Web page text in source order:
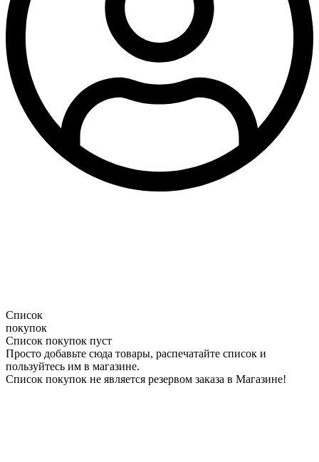
Список
покупок
Список покупок пуст
Просто добавьте сюда товары, распечатайте список и
пользуйтесь им в магазине.
Список покупок не является резервом заказа в Магазине!